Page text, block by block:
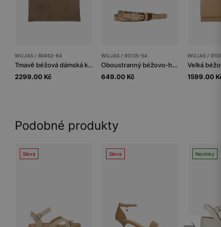
WOJAS / 80462-64
Tmavě béžová dámská kabelka ze štípenky
2299.00 Kč
WOJAS / 93135-54
Oboustranný béžovo-hnědý dámský kožený pásek
649.00 Kč
WOJAS /
1599.00
Podobné produkty
Sleva Sleva Novinky